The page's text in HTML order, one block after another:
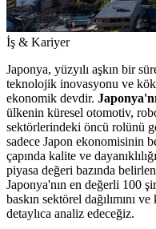
İş & Kariyer
Japonya, yüzyılı aşkın bir
teknolojik inovasyonu ve
ekonomik devdir.
ülkenin küresel otomotiv,
sektörlerindeki öncü rolünü
sadece Japon ekonomisinin
çapında kalite ve
piyasa değeri bazında
Japonya'nın en değerli 100
baskın sektörel dağılımını
detaylıca analiz edeceğiz.